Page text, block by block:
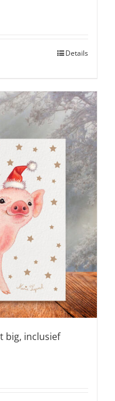
Details
big, inclusief